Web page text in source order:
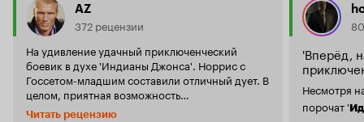
AZ
372 рецензии
На удивление удачный приключенческий
боевик в духе 'Индианы Джонса'. Норрис с
Госсетом-младшим составили отличный дует. В
целом, приятная возможность
понастальгировать - Норрис в хорошей форме,
Читать рецензию
'Вперёд,
Несмотря
порочат '